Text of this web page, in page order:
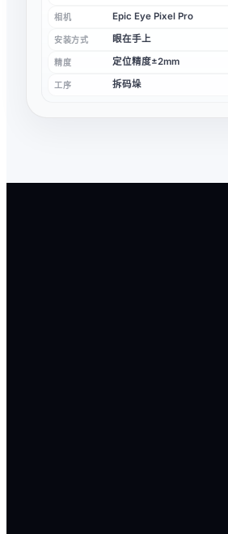
相机 Epic Eye Pixel Pro
安装方式 眼在手上
精度 定位精度±2mm
工序 拆码垛